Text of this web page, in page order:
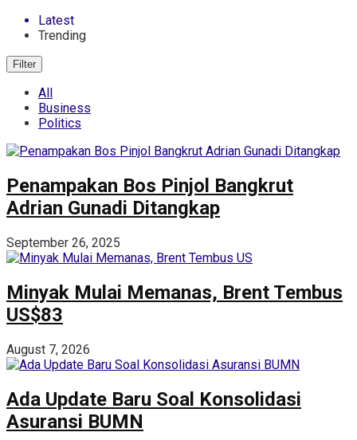
Latest
Trending
Filter
All
Business
Politics
Penampakan Bos Pinjol Bangkrut
Adrian Gunadi Ditangkap
September 26, 2025
Minyak Mulai Memanas, Brent Tembus
US$83
August 7, 2026
Ada Update Baru Soal Konsolidasi
Asuransi BUMN